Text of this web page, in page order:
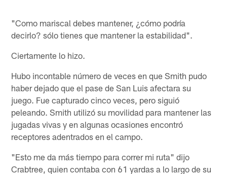
"Como mariscal debes mantener, ¿cómo podría
decirlo? sólo tienes que mantener la estabilidad".
Ciertamente lo hizo.
Hubo incontable número de veces en que Smith pudo
haber dejado que el pase de San Luis afectara su
juego. Fue capturado cinco veces, pero siguió
peleando. Smith utilizó su movilidad para mantener las
jugadas vivas y en algunas ocasiones encontró
receptores adentrados en el campo.
"Esto me da más tiempo para correr mi ruta" dijo
Crabtree, quien contaba con 61 yardas a lo largo de su